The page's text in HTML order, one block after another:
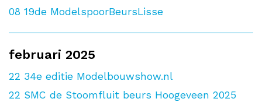
08 19de ModelspoorBeursLisse
februari 2025
22 34e editie Modelbouwshow.nl
22 SMC de Stoomfluit beurs Hoogeveen 2025